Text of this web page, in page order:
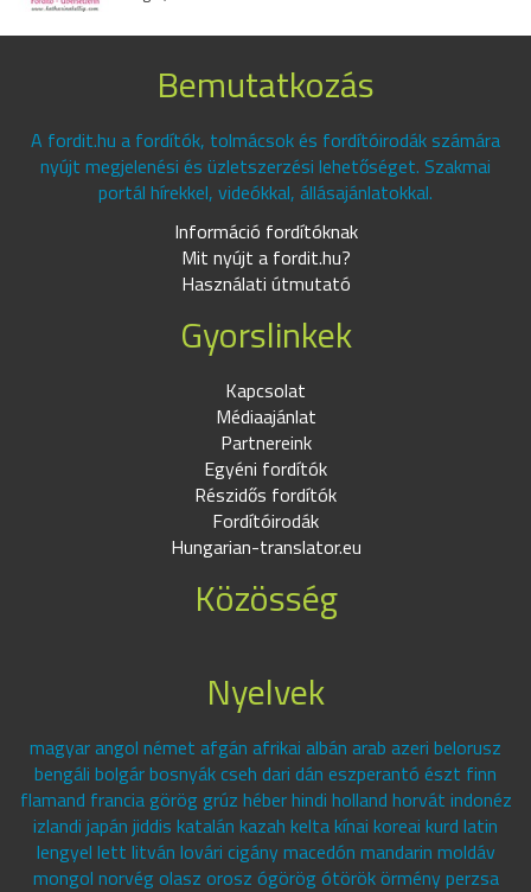
Bemutatkozás
A fordit.hu a fordítók, tolmácsok és fordítóirodák számára
nyújt megjelenési és üzletszerzési lehetőséget. Szakmai
portál hírekkel, videókkal, állásajánlatokkal.
Információ fordítóknak
Mit nyújt a fordit.hu?
Használati útmutató
Gyorslinkek
Kapcsolat
Médiaajánlat
Partnereink
Egyéni fordítók
Részidős fordítók
Fordítóirodák
Hungarian-translator.eu
Közösség
Nyelvek
magyar angol német afgán afrikai albán arab azeri belorusz
bengáli bolgár bosnyák cseh dari dán eszperantó észt finn
flamand francia görög grúz héber hindi holland horvát indonéz
izlandi japán jiddis katalán kazah kelta kínai koreai kurd latin
lengyel lett litván lovári cigány macedón mandarin moldáv
mongol norvég olasz orosz ógörög ótörök örmény perzsa